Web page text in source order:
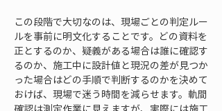
この段階で大切なのは、現場ごとの判定ルー
ルを事前に明文化することです。どの資料を
正とするのか、疑義がある場合は誰に確認す
るのか、施工中に設計値と現況の差が見つか
った場合はどの手順で判断するのかを決めて
おけば、現場で迷う時間を減らせます。軌間
確認は測定作業に見えますが、実際には施工